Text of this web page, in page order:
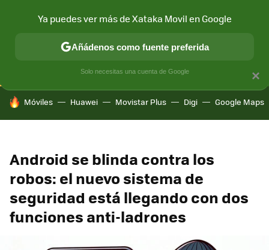
CONECTIVIDAD MÓVIL Y SOCIEDAD APLICACIONES
HOY SE HABLA DE
Móviles Huawei Movistar Plus Digi Google Maps
Android se blinda contra los
robos: el nuevo sistema de
seguridad está llegando con dos
funciones anti-ladrones
×
Ya puedes ver más de Xataka Movil en Google
Añádenos como fuente preferida
Solo necesitas una cuenta de Google